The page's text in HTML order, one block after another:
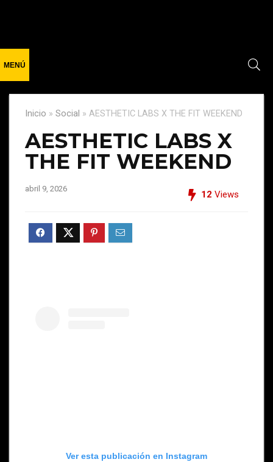
Inicio » Social » AESTHETIC LABS X THE FIT WEEKEND
AESTHETIC LABS X
THE FIT WEEKEND
abril 9, 2026
12 Views
Ver esta publicación en Instagram